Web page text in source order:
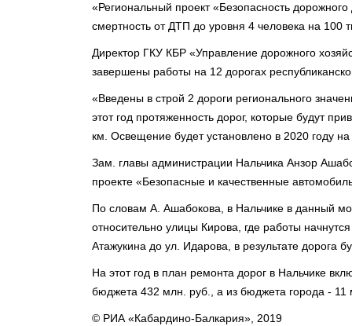
«Региональный проект «Безопасность
смертность от ДТП до уровня 4 человека на 100
Директор ГКУ КБР «Управление дорожного
завершены работы на 12 дорогах
«Введены в строй 2 дороги регионального
этот год протяженность дорог, которые будут
км. Освещение будет установлено в 2020 году
Зам. главы администрации Нальчика Анзор
проекте «Безопасные и качественные
По словам А. Ашабокова, в Нальчике в данный
относительно улицы Кирова, где работы
Атажукина до ул. Идарова, в результате дорога
На этот год в план ремонта дорог в Нальчике
бюджета 432 млн. руб., а из бюджета города - 11
© РИА «Кабардино-Балкария», 2019